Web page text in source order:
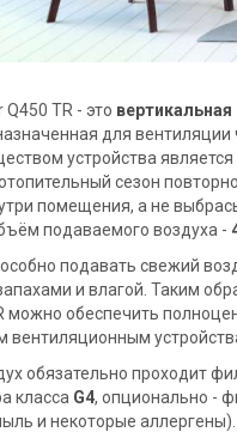
TR - это
для
устройства
сезон
помещения, а не
подаваемого воздуха -
подавать свежий
и влагой. Таким
можно обеспечить
вентиляционным
обязательно проходит
класса G4, опционально -
и некоторые